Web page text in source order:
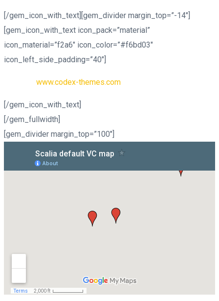
[/gem_icon_with_text][gem_divider margin_top=”-14″]
[gem_icon_with_text icon_pack=”material”
icon_material=”f2a6″ icon_color=”#f6bd03″
icon_left_side_padding=”40″]
www.codex-themes.com
[/gem_icon_with_text]
[/gem_fullwidth]
[gem_divider margin_top=”100″]